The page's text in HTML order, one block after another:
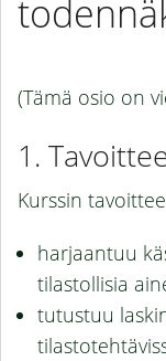
(Tämä osio on
Kurssin
harjaantuu
tilastollisia
tutustuu